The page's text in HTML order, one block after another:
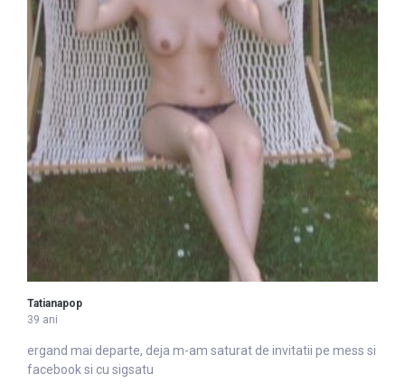
Tatianapop
39 ani
ergand mai departe, deja m-am saturat de invitatii pe mess si
facebook si cu sigsatu